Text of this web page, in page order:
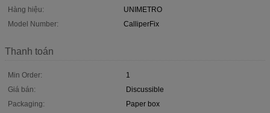
Hàng hiệu:
UNIMETRO
Model Number:
CalliperFix
Thanh toán
Min Order:
1
Giá bán:
Discussible
Packaging:
Paper box